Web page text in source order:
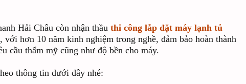
Hải Châu còn nhận thầu thi công lắp đặt máy lạnh tủ
với hơn 10 năm kinh nghiệm trong nghề, đảm bảo hoàn thành
cầu thẩm mỹ cũng như độ bền cho máy.
thông tin dưới đây nhé: